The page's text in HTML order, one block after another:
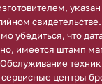
убедиться, что
имеется штамп
центры